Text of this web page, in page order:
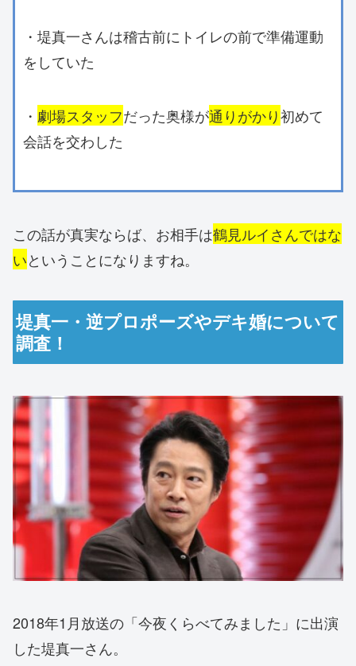
・堤真一さんは稽古前にトイレの前で準備運動
をしていた
・ 劇場スタッフだった奥様が通りがかり初めて
会話を交わした
この話が真実ならば、お相手は鶴見ルイさんではな
いということになりますね。
堤真一・逆プロポーズやデキ婚について
調査！
2018年1月放送の「今夜くらべてみました」に出演
した堤真一さん。